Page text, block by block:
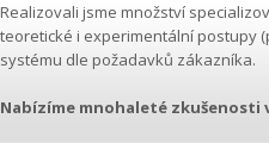
Realizovali jsme množství
teoretické i experimentální postupy
systému dle požadavků zákazníka.
Nabízíme mnohaleté zkušenosti